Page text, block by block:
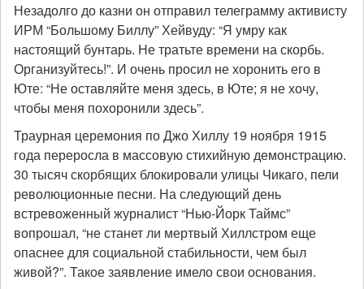
Незадолго до казни он отправил телеграмму активисту
ИРМ “Большому Биллу” Хейвуду: “Я умру как
настоящий бунтарь. Не тратьте времени на скорбь.
Организуйтесь!”. И очень просил не хоронить его в
Юте: “Не оставляйте меня здесь, в Юте; я не хочу,
чтобы меня похоронили здесь”.
Траурная церемония по Джо Хиллу 19 ноября 1915
года переросла в массовую стихийную демонстрацию.
30 тысяч скорбящих блокировали улицы Чикаго, пели
революционные песни. На следующий день
встревоженный журналист “Нью-Йорк Таймс”
вопрошал, “не станет ли мертвый Хиллстром еще
опаснее для социальной стабильности, чем был
живой?”. Такое заявление имело свои основания.